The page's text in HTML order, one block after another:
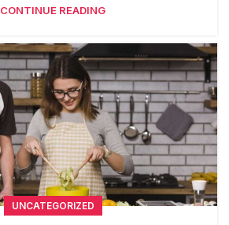
CONTINUE READING
UNCATEGORIZED